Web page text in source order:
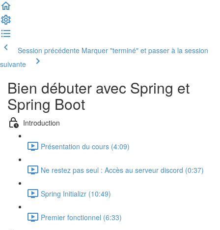
Session précédente Marquer "terminé" et passer à la session
suivante
Bien débuter avec Spring et
Spring Boot
Introduction
Présentation du cours (4:09)
Ne restez pas seul : Accès au serveur discord (0:37)
Spring Initializr (10:49)
Premier fonctionnel (6:33)